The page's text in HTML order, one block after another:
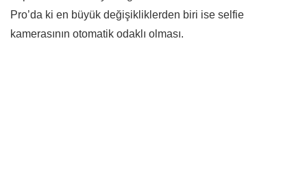
Pro’da ki en büyük değişikliklerden biri ise selfie
kamerasının otomatik odaklı olması.